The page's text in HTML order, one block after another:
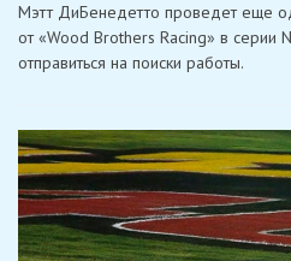
Мэтт ДиБенедетто проведет еще
от «Wood Brothers Racing» в серии
отправиться на поиски работы.